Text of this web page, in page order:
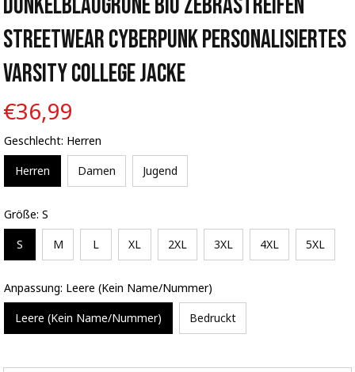
Streetwear Cyberpunk Personalisiertes
Varsity College Jacke
€36,99
Geschlecht: Herren
Herren Damen Jugend
Größe: S
S M L XL 2XL 3XL 4XL 5XL
Anpassung: Leere (Kein Name/Nummer)
Leere (Kein Name/Nummer) Bedruckt